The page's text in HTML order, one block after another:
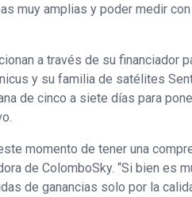
muy amplias y poder medir
a través de su financiador
y su familia de satélites
de cinco a siete días para
momento de tener una
de ColomboSky. “Si bien es
de ganancias solo por la